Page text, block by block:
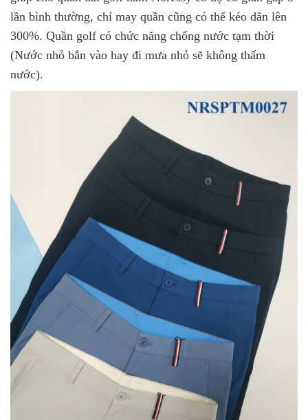
lần bình thường, chỉ may quần cũng có thể kéo dãn lên
300%. Quần golf có chức năng chống nước tạm thời
(Nước nhỏ bắn vào hay đi mưa nhỏ sẽ không thấm
nước).